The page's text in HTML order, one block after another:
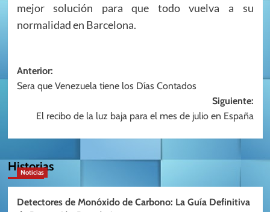
mejor solución para que todo vuelva a su
normalidad en Barcelona.
Navegación
de
entradas
Anterior:
Sera que Venezuela tiene los Días Contados
Siguiente:
El recibo de la luz baja para el mes de julio en España
Historias
Noticias
Detectores de Monóxido de Carbono: La Guía Definitiva